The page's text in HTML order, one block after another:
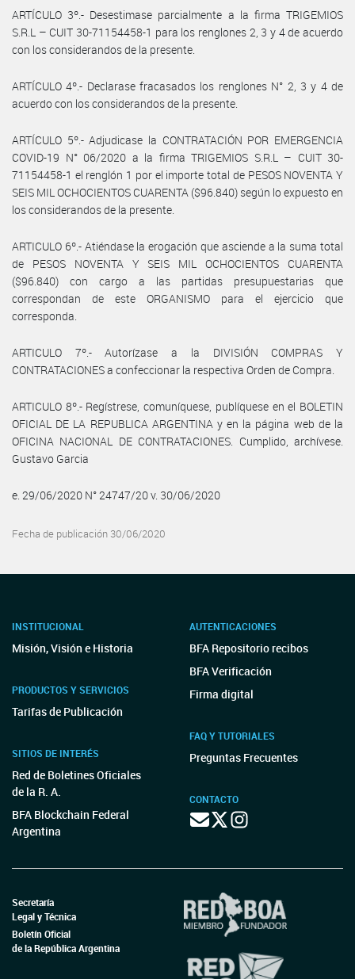
ARTÍCULO 3º.- Desestimase parcialmente a la firma TRIGEMIOS
S.R.L – CUIT 30-71154458-1 para los renglones 2, 3 y 4 de acuerdo
con los considerandos de la presente.
ARTÍCULO 4º.- Declarase fracasados los renglones N° 2, 3 y 4 de
acuerdo con los considerandos de la presente.
ARTÍCULO 5º.- Adjudicase la CONTRATACIÓN POR EMERGENCIA
COVID-19 N° 06/2020 a la firma TRIGEMIOS S.R.L – CUIT 30-
71154458-1 el renglón 1 por el importe total de PESOS NOVENTA Y
SEIS MIL OCHOCIENTOS CUARENTA ($96.840) según lo expuesto en
los considerandos de la presente.
ARTICULO 6º.- Atiéndase la erogación que asciende a la suma total
de PESOS NOVENTA Y SEIS MIL OCHOCIENTOS CUARENTA
($96.840) con cargo a las partidas presupuestarias que
correspondan de este ORGANISMO para el ejercicio que
corresponda.
ARTICULO 7º.- Autorízase a la DIVISIÓN COMPRAS Y
CONTRATACIONES a confeccionar la respectiva Orden de Compra.
ARTICULO 8º.- Regístrese, comuníquese, publíquese en el BOLETIN
OFICIAL DE LA REPUBLICA ARGENTINA y en la página web de la
OFICINA NACIONAL DE CONTRATACIONES. Cumplido, archívese.
Gustavo Garcia
e. 29/06/2020 N° 24747/20 v. 30/06/2020
Fecha de publicación 30/06/2020
INSTITUCIONAL
Misión, Visión e Historia
PRODUCTOS Y SERVICIOS
Tarifas de Publicación
SITIOS DE INTERÉS
Red de Boletines Oficiales
de la R. A.
BFA Blockchain Federal
Argentina
AUTENTICACIONES
BFA Repositorio recibos
BFA Verificación
Firma digital
FAQ Y TUTORIALES
Preguntas Frecuentes
CONTACTO
Secretaría
Legal y Técnica
Boletín Oficial
de la República Argentina